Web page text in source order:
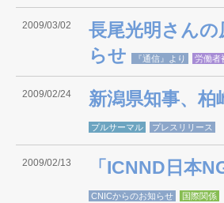
2009/03/02
長尾光明さん
らせ
『通信』より 労働者
2009/02/24 新潟県知事、柏
プルサーマル プレスリリース
2009/02/13 「ICNND日本
CNICからのお知らせ 国際関係